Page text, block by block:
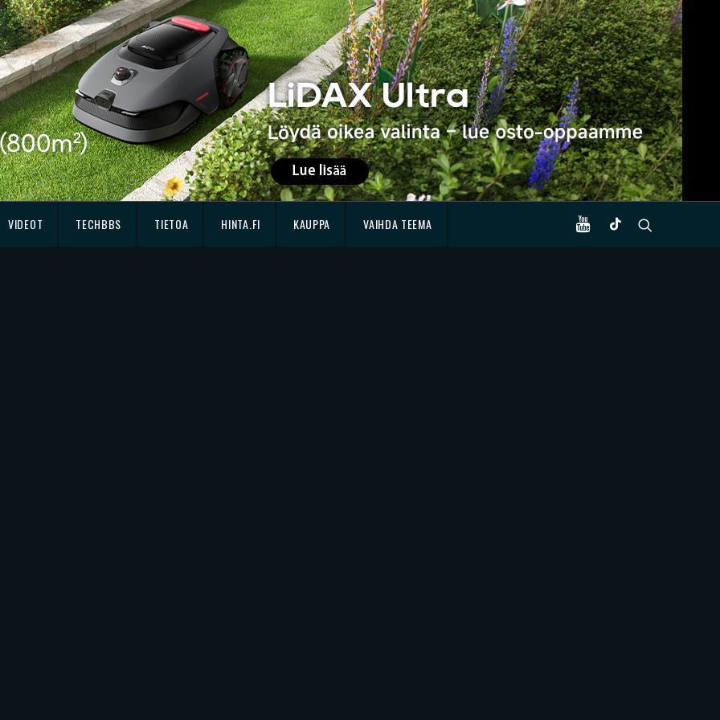
VIDEOT TECHBBS TIETOA HINTA.FI KAUPPA VAIHDA TEEMA